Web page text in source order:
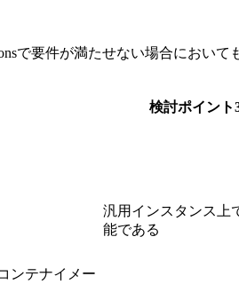
で要件が満たせない場合におい
検討ポイント
汎用インスタンス上
能である
ンテナイメー